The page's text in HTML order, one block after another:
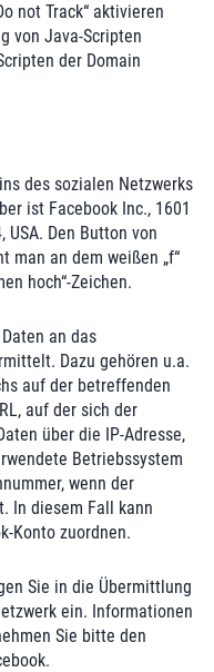
not Track“ aktivieren
von Java-Scripten
der Domain
des sozialen Netzwerks
ist Facebook Inc., 1601
USA. Den Button von
man an dem weißen „f“
hoch“-Zeichen.
an das
Dazu gehören u.a.
auf der betreffenden
auf der sich der
über die IP-Adresse,
Betriebssystem
wenn der
In diesem Fall kann
Konto zuordnen.
Sie in die Übermittlung
ein. Informationen
Sie bitte den